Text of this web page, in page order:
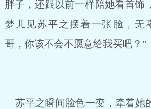
胖子，还跟以前一样陪她看首饰
梦儿见苏平之摆着一张脸，无
哥，你该不会不愿意给我买吧？”
苏平之瞬间脸色一变，牵着她